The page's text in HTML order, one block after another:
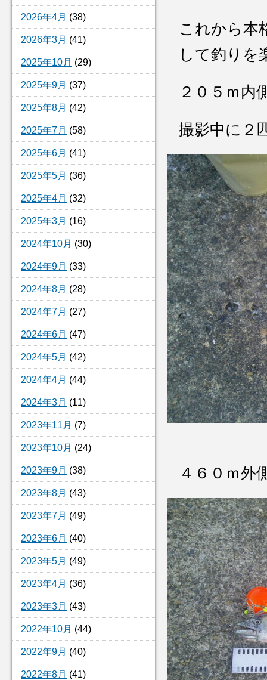
2026年4月 (38)
2026年3月 (41)
2025年10月 (29)
2025年9月 (37)
2025年8月 (42)
2025年7月 (58)
2025年6月 (41)
2025年5月 (36)
2025年4月 (32)
2025年3月 (16)
2024年10月 (30)
2024年9月 (33)
2024年8月 (28)
2024年7月 (27)
2024年6月 (47)
2024年5月 (42)
2024年4月 (44)
2024年3月 (11)
2023年11月 (7)
2023年10月 (24)
2023年9月 (38)
2023年8月 (43)
2023年7月 (49)
2023年6月 (40)
2023年5月 (49)
2023年4月 (36)
2023年3月 (43)
2022年10月 (44)
2022年9月 (40)
2022年8月 (41)
これから本
して釣りを
２０５ｍ
撮影中に２
４６０ｍ